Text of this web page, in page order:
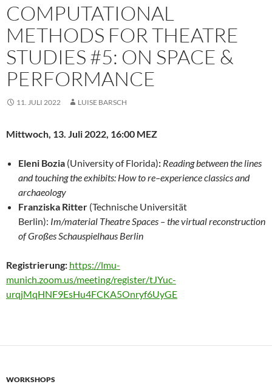
COMPUTATIONAL
METHODS FOR THEATRE
STUDIES #5: ON SPACE &
PERFORMANCE
11. JULI 2022 LUISE BARSCH
Mittwoch, 13. Juli 2022, 16:00 MEZ
Eleni Bozia (Universityof Florida): Reading between the lines
and touching the exhibits: How to re–experienceclassicsand
archaeology
Franziska Ritter (Technische Universität
Berlin): Im/material Theatre Spaces –the virtual reconstruction
of GroßesSchauspielhaus Berlin
Registrierung: https://lmu-
munich.zoom.us/meeting/register/tJYuc-
urqjMqHNF9EsHu4FCKA5Onryf6UyGE
WORKSHOPS